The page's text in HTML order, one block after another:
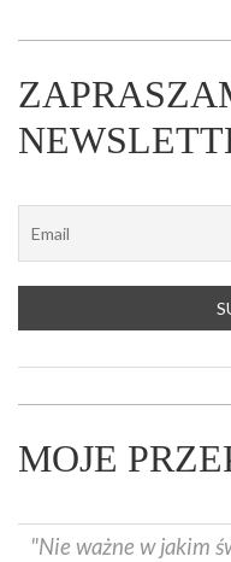
MOJE
"Nie ważne w jakim